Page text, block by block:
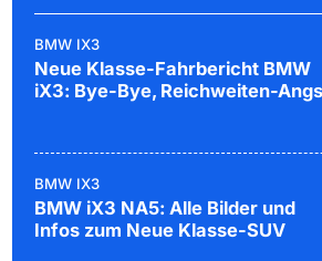
BMW IX3
Neue Klasse-Fahrbericht BMW
iX3: Bye-Bye, Reichweiten-
BMW IX3
BMW iX3 NA5: Alle Bilder und
Infos zum Neue Klasse-SUV